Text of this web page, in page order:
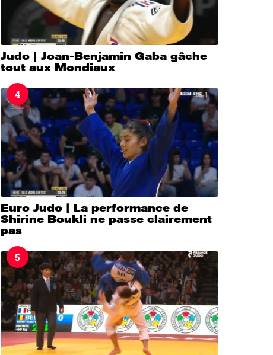
Judo | Joan-Benjamin Gaba gâche
tout aux Mondiaux
4
Euro Judo | La performance de
Shirine Boukli ne passe clairement
pas
5